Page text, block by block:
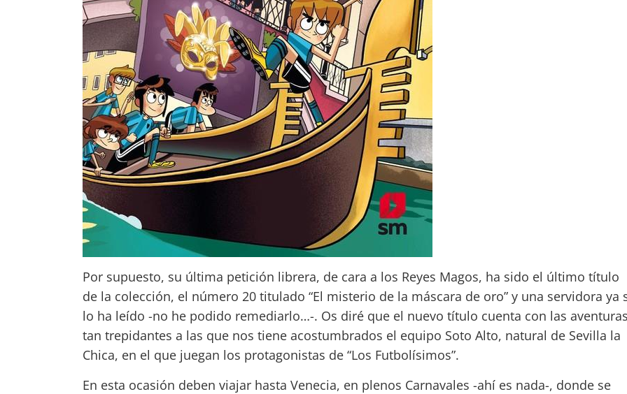
Por supuesto, su última petición librera, de cara a los Reyes Magos, ha sido el último título
de la colección, el número 20 titulado “El misterio de la máscara de oro” y una servidora ya
lo ha leído -no he podido remediarlo…-. Os diré que el nuevo título cuenta con las
tan trepidantes a las que nos tiene acostumbrados el equipo Soto Alto, natural de Sevilla la
Chica, en el que juegan los protagonistas de “Los Futbolísimos”.
En esta ocasión deben viajar hasta Venecia, en plenos Carnavales -ahí es nada-, donde se